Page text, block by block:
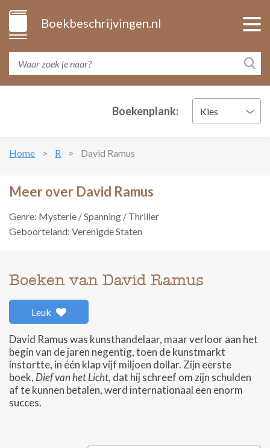
Boekbeschrijvingen.nl
Boekenplank: Kies
Home R David Ramus
Meer over David Ramus
Genre: Mysterie / Spanning / Thriller
Geboorteland: Verenigde Staten
Boeken van David Ramus
Leuk
David Ramus was kunsthandelaar, maar verloor aan het
begin van de jaren negentig, toen de kunstmarkt
instortte, in één klap vijf miljoen dollar. Zijn eerste
boek, Dief van het Licht, dat hij schreef om zijn schulden
af te kunnen betalen, werd internationaal een enorm
succes.